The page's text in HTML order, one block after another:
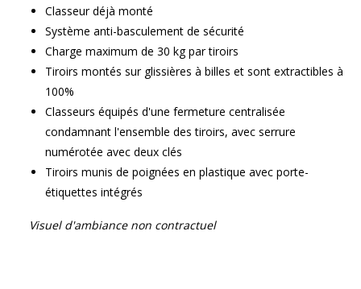
Classeur déjà monté
Système anti-basculement de sécurité
Charge maximum de 30 kg par tiroirs
Tiroirs montés sur glissières à billes et sont extractibles à
100%
Classeurs équipés d'une fermeture centralisée
condamnant l'ensemble des tiroirs, avec serrure
numérotée avec deux clés
Tiroirs munis de poignées en plastique avec porte-
étiquettes intégrés
Visuel d'ambiance non contractuel